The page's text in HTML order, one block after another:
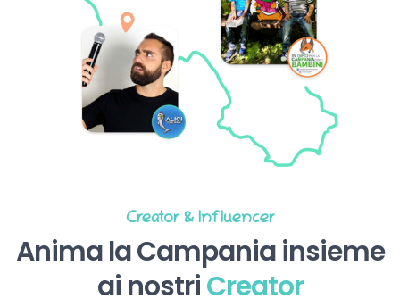
Creator & Influencer
Anima la Campania insieme
ai nostriCreator